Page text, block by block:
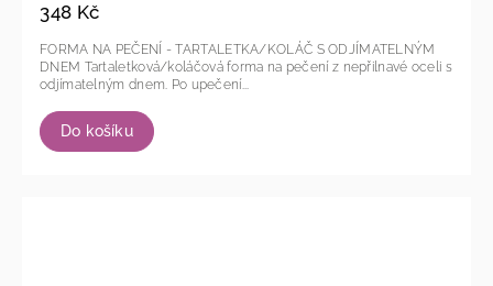
348 Kč
Do košíku
FORMA NA PEČENÍ - TARTALETKA/KOLÁČ S ODJÍMATELNÝM
DNEM Tartaletková/koláčová forma na pečení z nepřilnavé oceli s
odjímatelným dnem. Po upečení...